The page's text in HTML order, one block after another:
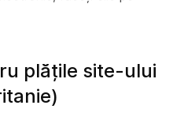
plățile site-ului